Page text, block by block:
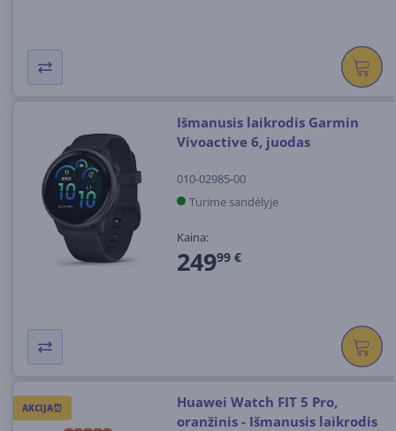
Išmanusis laikrodis Garmin
Vivoactive 6, juodas
010-02985-00
Turime sandėlyje
Kaina:
24999 €
AKCIJA⏰
Huawei Watch FIT 5 Pro,
oranžinis - Išmanusis laikrodis